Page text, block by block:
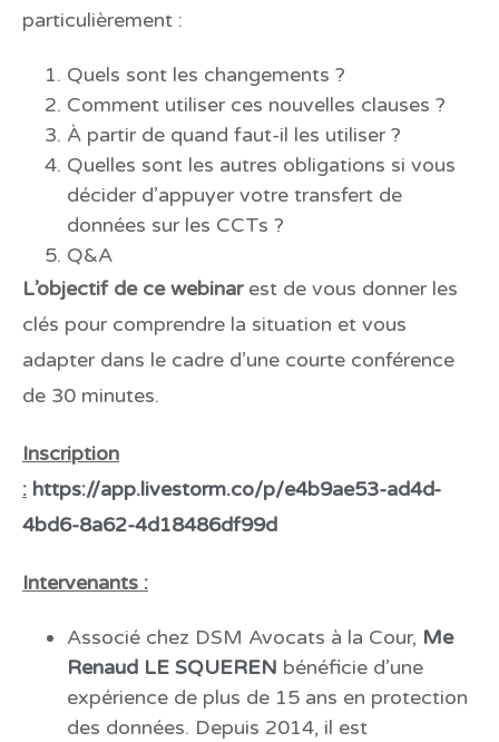
particulièrement :
Quels sont les changements ?
Comment utiliser ces nouvelles clauses ?
À partir de quand faut-il les utiliser ?
Quelles sont les autres obligations si vous
décider d’appuyer votre transfert de
données sur les CCTs ?
Q&A
L’objectif de ce webinarest de vous donner les
clés pour comprendre la situation et vous
adapter dans le cadre d’une courte conférence
de 30 minutes.
Inscription
: https://app.livestorm.co/p/e4b9ae53-ad4d-
4bd6-8a62-4d18486df99d
Intervenants :
Associé chez DSM Avocats à la Cour, Me
Renaud LE SQUEREN bénéficie d’une
expérience de plus de 15 ans en protection
des données. Depuis 2014, il est